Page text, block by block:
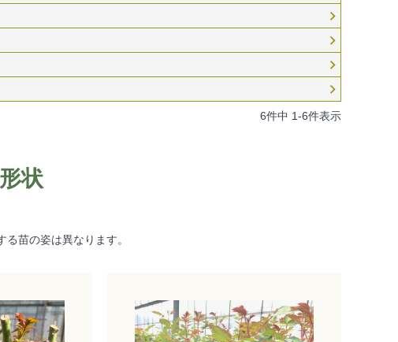
6件中 1-6件表示
状
苗の姿は異なります。